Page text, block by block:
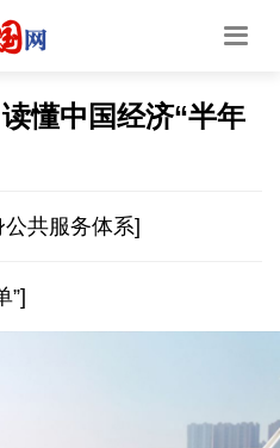
懂中国经济“半年
共服务体系]
”]